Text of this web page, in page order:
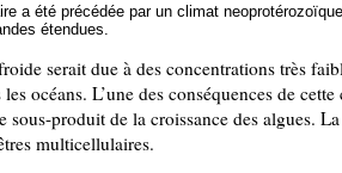
a été précédée par un climat
étendues.
serait due à des concentrations très
océans. L’une des conséquences de
sous-produit de la croissance des algues.
multicellulaires.